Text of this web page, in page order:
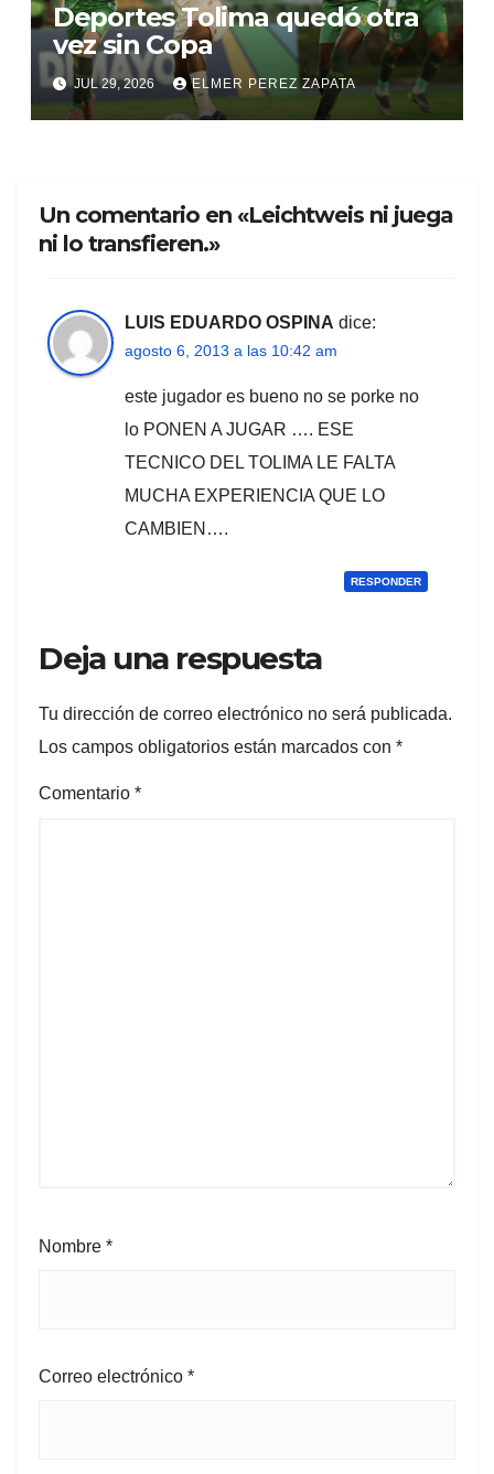
Deportes Tolima quedó otra
vez sin Copa
JUL 29, 2026 ELMER PEREZ ZAPATA
Un comentario en «Leichtweis ni juega
ni lo transfieren.»
LUIS EDUARDO OSPINA dice:
agosto 6, 2013 a las 10:42 am
este jugador es bueno no se porke no
lo PONEN A JUGAR …. ESE
TECNICO DEL TOLIMA LE FALTA
MUCHA EXPERIENCIA QUE LO
CAMBIEN….
RESPONDER
Deja una respuesta
Tu dirección de correo electrónico no será publicada.
Los campos obligatorios están marcados con *
Comentario *
Nombre *
Correo electrónico *